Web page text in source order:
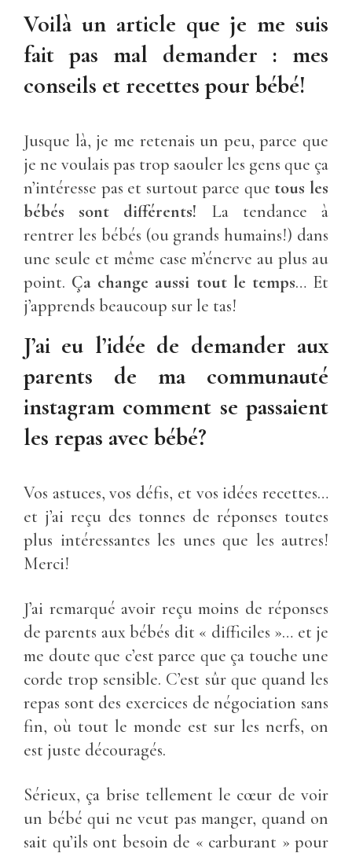
Voilà un article que je me suis
fait pas mal demander : mes
conseils et recettes pour bébé!
Jusque là, je me retenais un peu, parce que
je ne voulais pas trop saouler les gens que ça
n’intéresse pas et surtout parce que tous les
bébés sont différents! La tendance à
rentrer les bébés (ou grands humains!) dans
une seule et même case m’énerve au plus au
point. Ça change aussi tout le temps… Et
j’apprends beaucoup sur le tas!
J’ai eu l’idée de demander aux
parents de ma communauté
instagram comment se passaient
les repas avec bébé?
Vos astuces, vos défis, et vos idées recettes…
et j’ai reçu des tonnes de réponses toutes
plus intéressantes les unes que les autres!
Merci!
J’ai remarqué avoir reçu moins de réponses
de parents aux bébés dit « difficiles »… et je
me doute que c’est parce que ça touche une
corde trop sensible. C’est sûr que quand les
repas sont des exercices de négociation sans
fin, où tout le monde est sur les nerfs, on
est juste découragés.
Sérieux, ça brise tellement le cœur de voir
un bébé qui ne veut pas manger, quand on
sait qu’ils ont besoin de « carburant » pour